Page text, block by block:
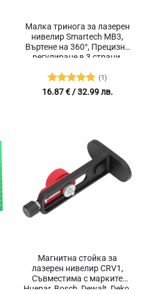
Малка тринога за лазерен
нивелир Smartech MB3,
Въртене на 360°, Прецизно
регулиране в 3 страни,
Оценено с
(1)
16.87€/ 32.99 лв.
Магнитна стойка за
лазерен нивелир CRV1,
Съвместима с марките
Huepar, Bosch, Dewalt, Deko,